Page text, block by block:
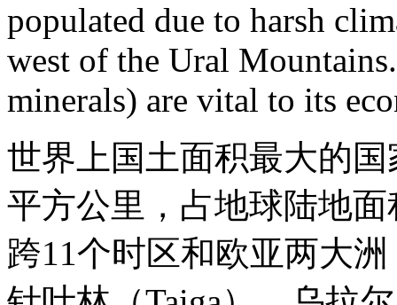
populated due to harsh
west of the Ural
minerals) are vital to its
世界上国土面积最大的
平方公里，占地球陆地
跨11个时区和欧亚两大